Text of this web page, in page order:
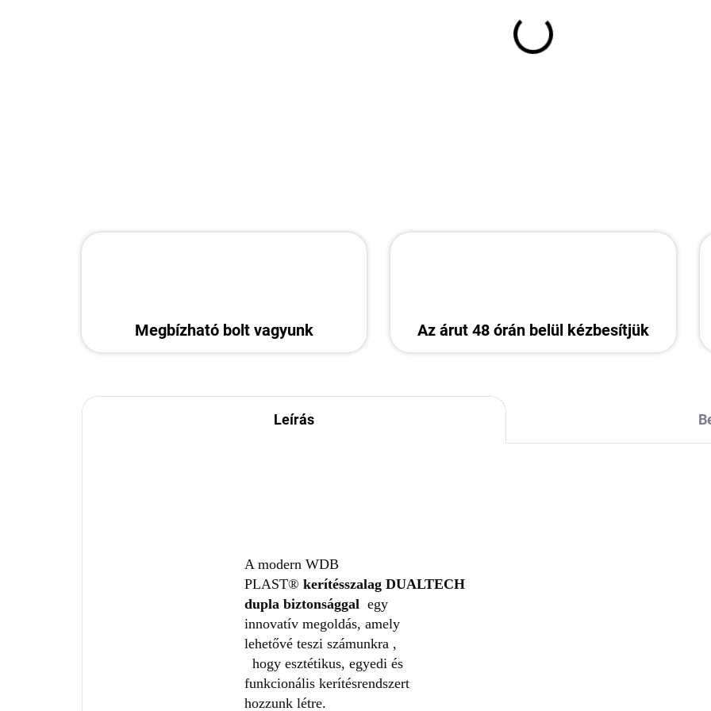
Megbízható bolt vagyunk Az árut 48 órán belül kézbesítjük
Leírás
A modern WDB
PLAST® kerítésszalag DUALTECH
dupla biztonsággal egy
innovatív megoldás, amely
lehetővé teszi számunkra ,
hogy esztétikus, egyedi és
funkcionális kerítésrendszert
hozzunk létre.